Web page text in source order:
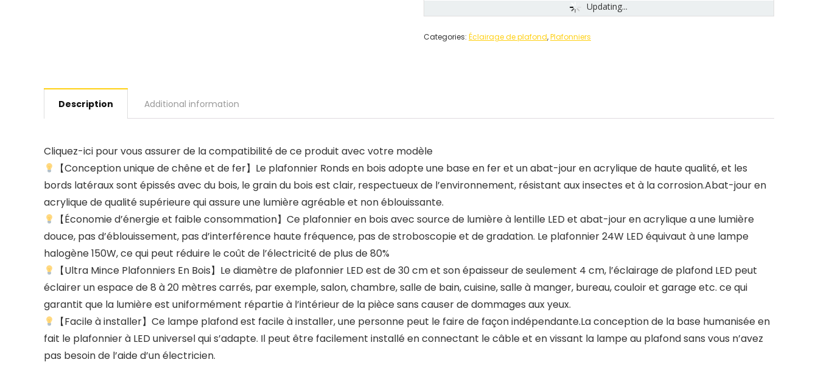
Updating...
Categories: Éclairage de plafond,Plafonniers
Description Additional information
Cliquez-ici pour vous assurer de la compatibilité de ce produit avec votre modèle
【Conception unique de chêne et de fer】Le plafonnier Ronds en bois adopte une base en fer et un abat-jour en acrylique de haute qualité, et les
bords latéraux sont épissés avec du bois, le grain du bois est clair, respectueux de l’environnement, résistant aux insectes et à la corrosion.Abat-jour en
acrylique de qualité supérieure qui assure une lumière agréable et non éblouissante.
【Économie d’énergie et faible consommation】Ce plafonnier en bois avec source de lumière à lentille LED et abat-jour en acrylique a une lumière
douce, pas d’éblouissement, pas d’interférence haute fréquence, pas de stroboscopie et de gradation. Le plafonnier 24W LED équivaut à une lampe
halogène 150W, ce qui peut réduire le coût de l’électricité de plus de 80%
【Ultra Mince Plafonniers En Bois】Le diamètre de plafonnier LED est de 30 cm et son épaisseur de seulement 4 cm, l’éclairage de plafond LED peut
éclairer un espace de 8 à 20 mètres carrés, par exemple, salon, chambre, salle de bain, cuisine, salle à manger, bureau, couloir et garage etc. ce qui
garantit que la lumière est uniformément répartie à l’intérieur de la pièce sans causer de dommages aux yeux.
【Facile à installer】Ce lampe plafond est facile à installer, une personne peut le faire de façon indépendante.La conception de la base humanisée en
fait le plafonnier à LED universel qui s’adapte. Il peut être facilement installé en connectant le câble et en vissant la lampe au plafond sans vous n’avez
pas besoin de l’aide d’un électricien.